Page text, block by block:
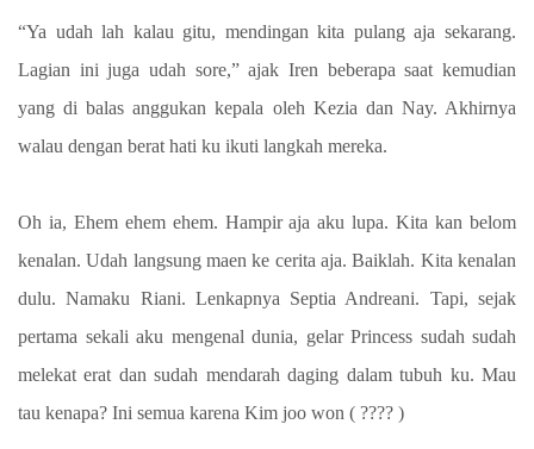
“Ya udah lah kalau gitu, mendingan kita pulang aja sekarang.
Lagian ini juga udah sore,” ajak Iren beberapa saat kemudian
yang di balas anggukan kepala oleh Kezia dan Nay. Akhirnya
walau dengan berat hati ku ikuti langkah mereka.
Oh ia, Ehem ehem ehem. Hampir aja aku lupa. Kita kan belom
kenalan. Udah langsung maen ke cerita aja. Baiklah. Kita kenalan
dulu. Namaku Riani. Lenkapnya Septia Andreani. Tapi, sejak
pertama sekali aku mengenal dunia, gelar Princess sudah sudah
melekat erat dan sudah mendarah daging dalam tubuh ku. Mau
tau kenapa? Ini semua karena Kim joo won ( ???? )